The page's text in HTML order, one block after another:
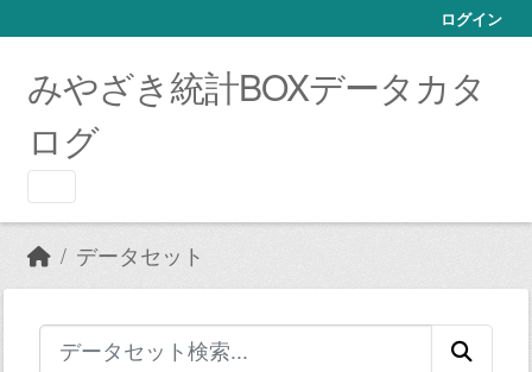
ログイン
みやざき統計BOXデータカタ
ログ
データセット